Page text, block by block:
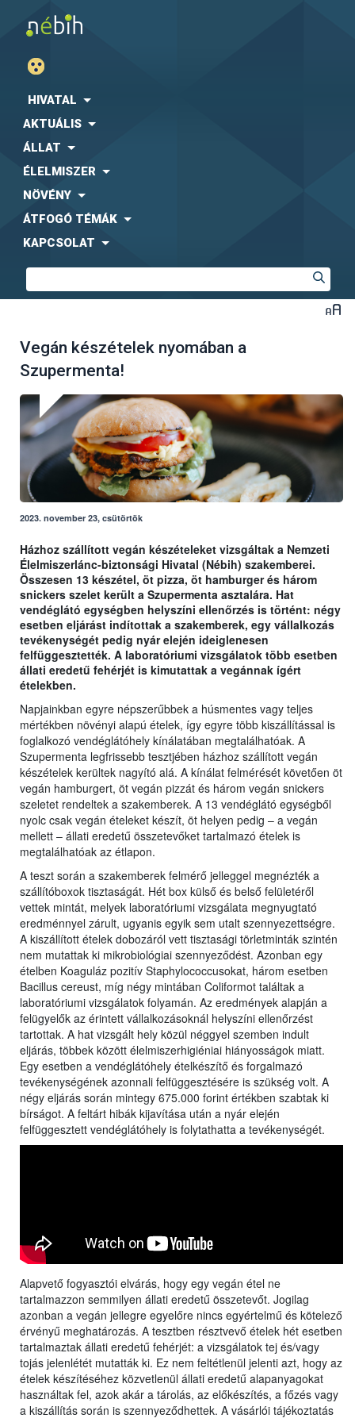
HIVATAL
AKTUÁLIS
ÁLLAT
ÉLELMISZER
NÖVÉNY
ÁTFOGÓ TÉMÁK
KAPCSOLAT
Vegán készételek nyomában a
Szupermenta!
2023. november 23, csütörtök
Házhoz szállított vegán készételeket vizsgáltak a Nemzeti
Élelmiszerlánc-biztonsági Hivatal (Nébih) szakemberei.
Összesen 13 készétel, öt pizza, öt hamburger és három
snickers szelet került a Szupermenta asztalára. Hat
vendéglátó egységben helyszíni ellenőrzés is történt: négy
esetben eljárást indítottak a szakemberek, egy vállalkozás
tevékenységét pedig nyár elején ideiglenesen
felfüggesztették. A laboratóriumi vizsgálatok több esetben
állati eredetű fehérjét is kimutattak a vegánnak ígért
ételekben.
Napjainkban egyre népszerűbbek a húsmentes vagy teljes
mértékben növényi alapú ételek, így egyre több kiszállítással is
foglalkozó vendéglátóhely kínálatában megtalálhatóak. A
Szupermenta legfrissebb tesztjében házhoz szállított vegán
készételek kerültek nagyító alá. A kínálat felmérését követően öt
vegán hamburgert, öt vegán pizzát és három vegán snickers
szeletet rendeltek a szakemberek. A 13 vendéglátó egységből
nyolc csak vegán ételeket készít, öt helyen pedig – a vegán
mellett – állati eredetű összetevőket tartalmazó ételek is
megtalálhatóak az étlapon.
A teszt során a szakemberek felmérő jelleggel megnézték a
szállítóboxok tisztaságát. Hét box külső és belső felületéről
vettek mintát, melyek laboratóriumi vizsgálata megnyugtató
eredménnyel zárult, ugyanis egyik sem utalt szennyezettségre.
A kiszállított ételek dobozáról vett tisztasági törletminták szintén
nem mutattak ki mikrobiológiai szennyeződést. Azonban egy
ételben Koaguláz pozitív Staphylococcusokat, három esetben
Bacillus cereust, míg négy mintában Coliformot találtak a
laboratóriumi vizsgálatok folyamán. Az eredmények alapján a
felügyelők az érintett vállalkozásoknál helyszíni ellenőrzést
tartottak. A hat vizsgált hely közül néggyel szemben indult
eljárás, többek között élelmiszerhigiéniai hiányosságok miatt.
Egy esetben a vendéglátóhely ételkészítő és forgalmazó
tevékenységének azonnali felfüggesztésére is szükség volt. A
négy eljárás során mintegy 675.000 forint értékben szabtak ki
bírságot. A feltárt hibák kijavítása után a nyár elején
felfüggesztett vendéglátóhely is folytathatta a tevékenységét.
Alapvető fogyasztói elvárás, hogy egy vegán étel ne
tartalmazzon semmilyen állati eredetű összetevőt. Jogilag
azonban a vegán jellegre egyelőre nincs egyértelmű és kötelező
érvényű meghatározás. A tesztben résztvevő ételek hét esetben
tartalmaztak állati eredetű fehérjét: a vizsgálatok tej és/vagy
tojás jelenlétét mutatták ki. Ez nem feltétlenül jelenti azt, hogy az
ételek készítéséhez közvetlenül állati eredetű alapanyagokat
használtak fel, azok akár a tárolás, az előkészítés, a főzés vagy
a kiszállítás során is szennyeződhettek. A vásárlói tájékoztatás